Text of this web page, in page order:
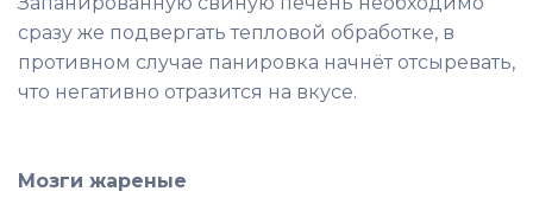
сразу же подвергать тепловой обработке, в
противном случае панировка начнёт отсыревать,
что негативно отразится на вкусе.
Мозги жареные